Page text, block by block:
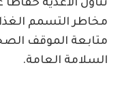
تناول الأغذية
مخاطر التسمم
متابعة الموقف
السلامة العامة.